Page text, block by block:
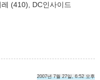
(410), DC인사이드
2007년 7월 27일, 6:52 오후